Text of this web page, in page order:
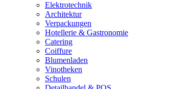
Elektrotechnik
Architektur
Verpackungen
Hotellerie & Gastronomie
Catering
Coiffure
Blumenladen
Vinotheken
Schulen